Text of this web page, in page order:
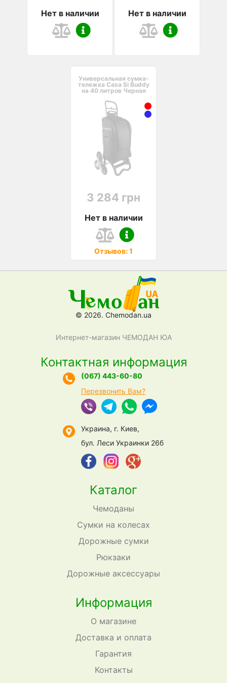
Нет в наличии Нет в наличии
Универсальная сумка-
тележка Casa Si Buddy
на 40 литров Черная
3 284 грн
Нет в наличии
Отзывов: 1
© 2026. Chemodan.ua
Интернет-магазин ЧЕМОДАН ЮА
Каталог
Чемоданы
Сумки на колесах
Дорожные сумки
Рюкзаки
Дорожные аксессуары
Информация
О магазине
Доставка и оплата
Гарантия
Контакты
Контактная информация
(067) 443-60-80
Перезвонить Вам?
Украина, г. Киев,
бул. Леси Украинки 26б